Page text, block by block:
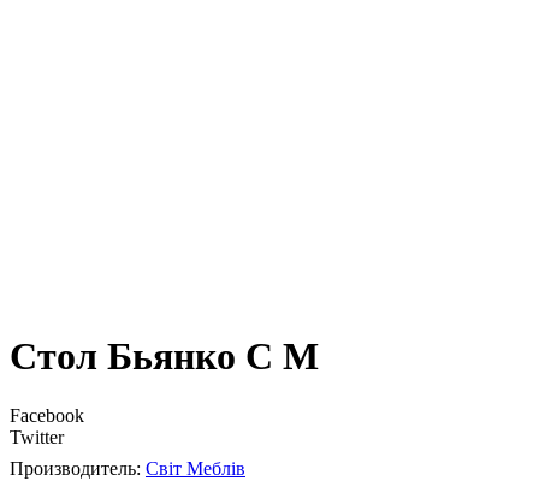
Стол Бьянко С М
Facebook
Twitter
Світ Меблів